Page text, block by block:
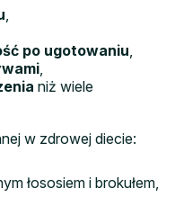
,
po ugotowaniu,
,
niż wiele
w zdrowej diecie:
łososiem i brokułem,